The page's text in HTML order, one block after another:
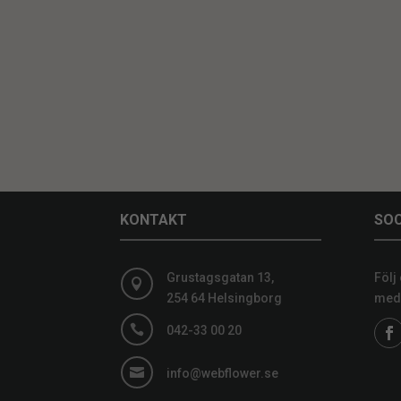
KONTAKT

Grustagsgatan 13,
254 64 Helsingborg
 042-33 00 20
 info@webflower.se
Följ